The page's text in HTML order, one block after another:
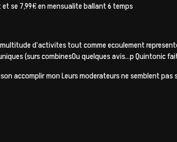
se 7,99€ en mensualite ballant 6 temps
d’activites tout comme ecoulement
(surs combinesOu quelques avis…p Quintonic
accomplir mon Leurs moderateurs ne semblent